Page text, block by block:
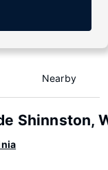
Nearby
Shinnston,